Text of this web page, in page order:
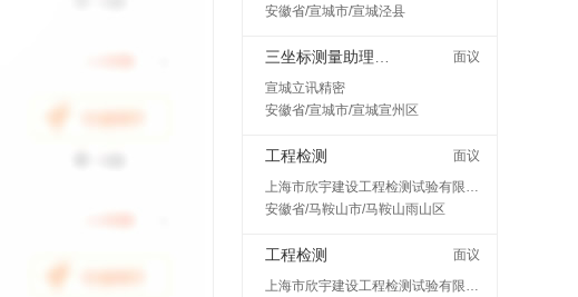
安徽省/宣城市/宣城泾县
面议
宣城立讯精密
安徽省/宣城市/宣城宣州区
工程检测
面议
上海市欣宇建设工程检测试验有限公司马鞍山分公司
安徽省/马鞍山市/马鞍山雨山区
工程检测
面议
上海市欣宇建设工程检测试验有限公司马鞍山分公司